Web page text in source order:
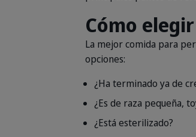
Cómo
La mejor comida para
opciones:
¿Ha terminado ya de
¿Es de raza pequeña,
¿Está esterilizado?